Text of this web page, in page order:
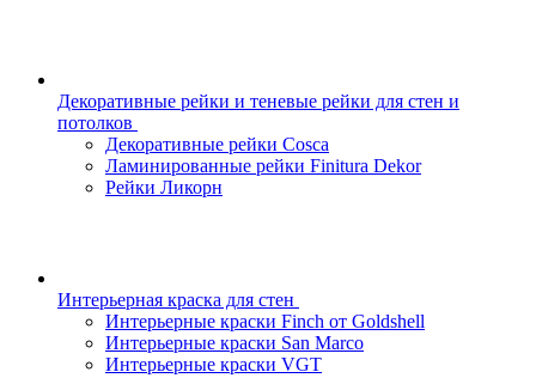
Декоративные рейки и теневые рейки для стен и
потолков
Декоративные рейки Cosca
Ламинированные рейки Finitura Dekor
Рейки Ликорн
Интерьерная краска для стен
Интерьерные краски Finch от Goldshell
Интерьерные краски San Marco
Интерьерные краски VGT